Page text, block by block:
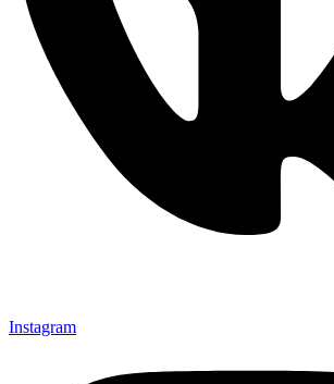
Instagram